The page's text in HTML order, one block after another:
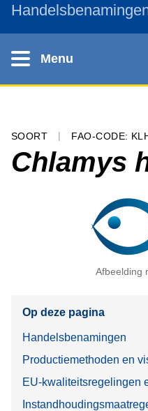
Menu
SOORT FAO-CODE:
Chlamys
Afbeelding
Op deze pagina
Handelsbenamingen
Productiemethoden en
EU-kwaliteitsregelingen